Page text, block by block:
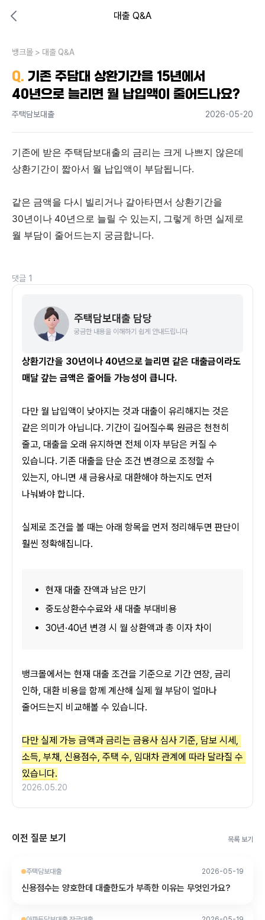
대출 Q&A
내 상황엔 어떤 방법이 있을까?
뱅크몰 > 대출 Q&A
Q. 기존 주담대 상환기간을 15년에서
40년으로 늘리면 월 납입액이 줄어드나요?
주택담보대출 2026-05-20
기존에 받은 주택담보대출의 금리는 크게 나쁘지 않은데
상환기간이 짧아서 월 납입액이 부담됩니다.
같은 금액을 다시 빌리거나 갈아타면서 상환기간을
30년이나 40년으로 늘릴 수 있는지, 그렇게 하면 실제로
월 부담이 줄어드는지 궁금합니다.
댓글 1
주택담보대출 담당
궁금한 내용을 이해하기 쉽게 안내드립니다
상환기간을 30년이나 40년으로 늘리면 같은 대출금이라도
매달 갚는 금액은 줄어들 가능성이 큽니다.
다만 월 납입액이 낮아지는 것과 대출이 유리해지는 것은
같은 의미가 아닙니다. 기간이 길어질수록 원금은 천천히
줄고, 대출을 오래 유지하면 전체 이자 부담은 커질 수
있습니다. 기존 대출을 단순 조건 변경으로 조정할 수
있는지, 아니면 새 금융사로 대환해야 하는지도 먼저
나눠봐야 합니다.
실제로 조건을 볼 때는 아래 항목을 먼저 정리해두면 판단이
훨씬 정확해집니다.
현재 대출 잔액과 남은 만기
중도상환수수료와 새 대출 부대비용
30년·40년 변경 시 월 상환액과 총 이자 차이
뱅크몰에서는 현재 대출 조건을 기준으로 기간 연장, 금리
인하, 대환 비용을 함께 계산해 실제 월 부담이 얼마나
줄어드는지 비교해볼 수 있습니다.
다만 실제 가능 금액과 금리는 금융사 심사 기준, 담보 시세,
소득, 부채, 신용점수, 주택 수, 임대차 관계에 따라 달라질 수
있습니다.
2026.05.20
이전 질문 보기 목록 보기
주택담보대출 2026-05-19
신용점수는 양호한데 대출한도가 부족한 이유는 무엇인가요?